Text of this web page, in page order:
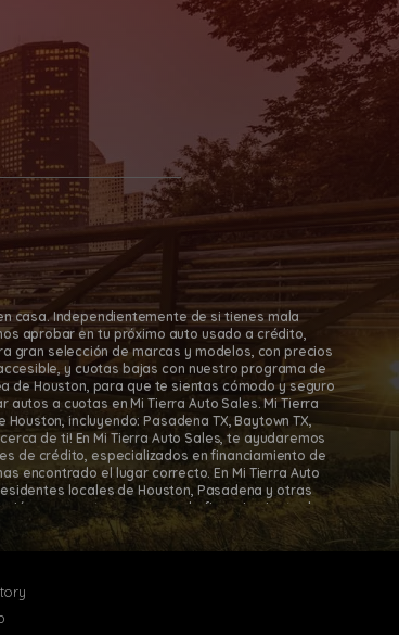
Mi Tierra Auto Sales III
8011 Gulf Fwy., Houston, TX
77017
(832) 266-1645
casa. Independientemente de si tienes mala
aprobar en tu próximo auto usado a crédito,
gran selección de marcas y modelos, con precios
y cuotas bajas con nuestro programa de
de Houston, para que te sientas cómodo y seguro
a cuotas en Mi Tierra Auto Sales. Mi Tierra
incluyendo: Pasadena TX, Baytown TX,
de ti! En Mi Tierra Auto Sales, te ayudaremos
de crédito, especializados en financiamiento de
encontrado el lugar correcto. En Mi Tierra Auto
locales de Houston, Pasadena y otras
con nuestro programa de financiamiento de